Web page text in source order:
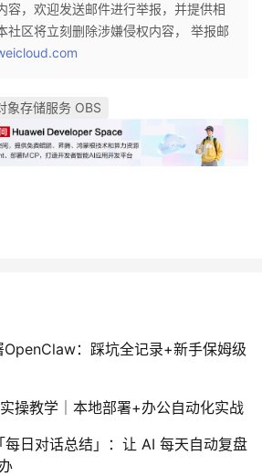
容，欢迎发送邮件进行举报，并提供相
社区将立刻删除涉嫌侵权内容， 举报邮
象存储服务 OBS
：踩坑全记录+新手保姆级
操教学｜本地部署+办公自动化实战
日对话总结」：让 AI 每天自动复盘